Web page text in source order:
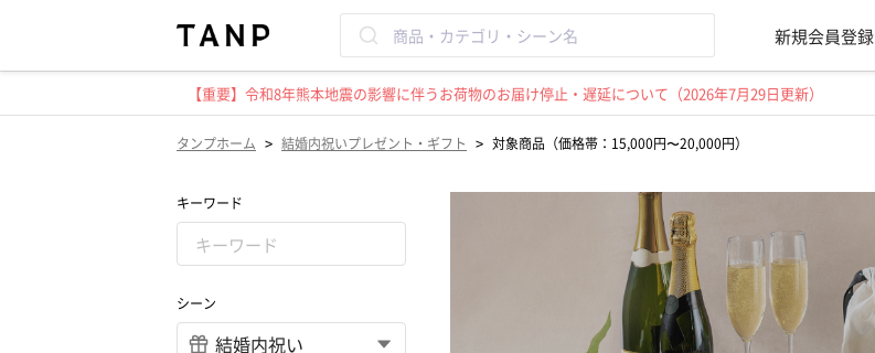
新規会員登録
【重要】令和8年熊本地震の影響に伴うお荷物のお届け停止・遅延について（2026年7月29日更新）
タンプホーム > 結婚内祝いプレゼント・ギフト > 対象商品（価格帯：15,000円〜20,000円）
キーワード
シーン